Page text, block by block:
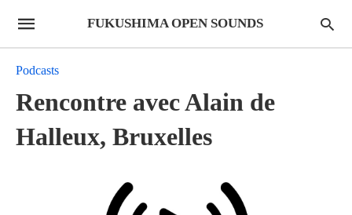
FUKUSHIMA OPEN SOUNDS
Podcasts
Rencontre avec Alain de
Halleux, Bruxelles